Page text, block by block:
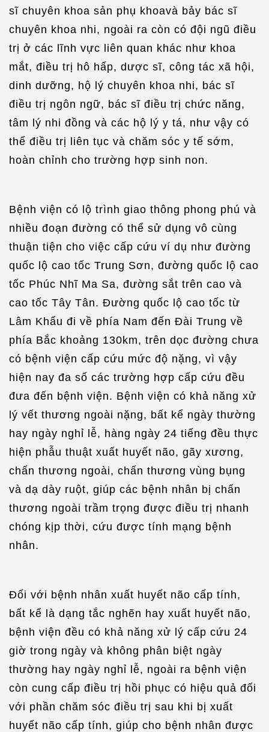
sĩ chuyên khoa sản phụ khoavà bảy bác sĩ
chuyên khoa nhi, ngoài ra còn có đội ngũ điều
trị ở các lĩnh vực liên quan khác như khoa
mắt, điều trị hô hấp, dược sĩ, công tác xã hội,
dinh dưỡng, hộ lý chuyên khoa nhi, bác sĩ
điều trị ngôn ngữ, bác sĩ điều trị chức năng,
tâm lý nhi đồng và các hộ lý y tá, như vậy có
thể điều trị liên tục và chăm sóc y tế sớm,
hoàn chỉnh cho trường hợp sinh non.
Bệnh viện có lộ trình giao thông phong phú và
nhiều đoạn đường có thể sử dụng vô cùng
thuận tiện cho việc cấp cứu ví dụ như đường
quốc lộ cao tốc Trung Sơn, đường quốc lộ cao
tốc Phúc Nhĩ Ma Sa, đường sắt trên cao và
cao tốc Tây Tân. Đường quốc lộ cao tốc từ
Lâm Khẩu đi về phía Nam đến Đài Trung về
phía Bắc khoảng 130km, trên dọc đường chưa
có bệnh viện cấp cứu mức độ nặng, vì vậy
hiện nay đa số các trường hợp cấp cứu đều
đưa đến bệnh viện. Bệnh viện có khả năng xử
lý vết thương ngoài nặng, bất kể ngày thường
hay ngày nghỉ lễ, hàng ngày 24 tiếng đều thực
hiện phẫu thuật xuất huyết não, gãy xương,
chấn thương ngoài, chấn thương vùng bụng
và dạ dày ruột, giúp các bệnh nhân bị chấn
thương ngoài trầm trọng được điều trị nhanh
chóng kịp thời, cứu được tính mạng bệnh
nhân.
Đối với bệnh nhân xuất huyết não cấp tính,
bất kể là dạng tắc nghẽn hay xuất huyết não,
bệnh viện đều có khả năng xử lý cấp cứu 24
giờ trong ngày và không phân biệt ngày
thường hay ngày nghỉ lễ, ngoài ra bệnh viện
còn cung cấp điều trị hồi phục có hiệu quả đối
với phần chăm sóc điều trị sau khi bị xuất
huyết não cấp tính, giúp cho bệnh nhân được